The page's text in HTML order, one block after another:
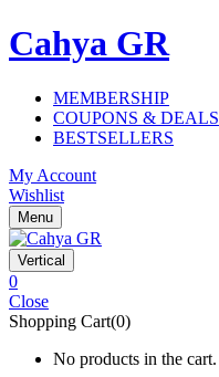
Cahya GR
MEMBERSHIP
COUPONS & DEALS
BESTSELLERS
My Account
Wishlist
Menu
Vertical
0
Close
Shopping Cart(0)
No products in the cart.